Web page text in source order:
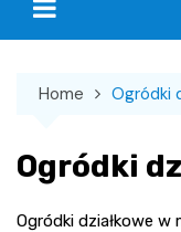
Home Ogródki
Ogródki
Ogródki działkowe